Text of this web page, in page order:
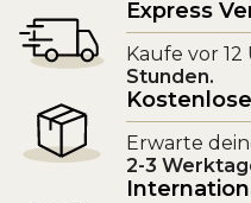
Express
Kaufe vor
Stunden.
Erwarte
2-3